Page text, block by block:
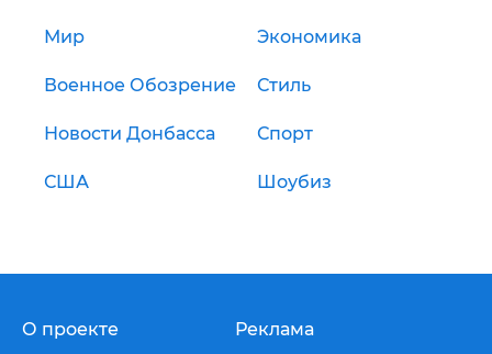
Мир Экономика
Военное Обозрение Стиль
Новости Донбасса Спорт
США Шоубиз
О проекте Реклама